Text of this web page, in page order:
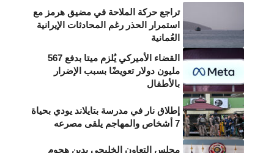
تراجع حركة الملاحة في مضيق هرمز مع
استمرار الحذر رغم المحادثات الإيرانية
العُمانية
القضاء الأميركي يُلزم ميتا بدفع 567
مليون دولار تعويضًا بسبب الإضرار
بالأطفال
إطلاق نار في مدرسة بتايلاند يودي بحياة
7 أشخاص والمهاجم يلقى مصرعه
مجلس التعاون الخليجي يدين هجوم